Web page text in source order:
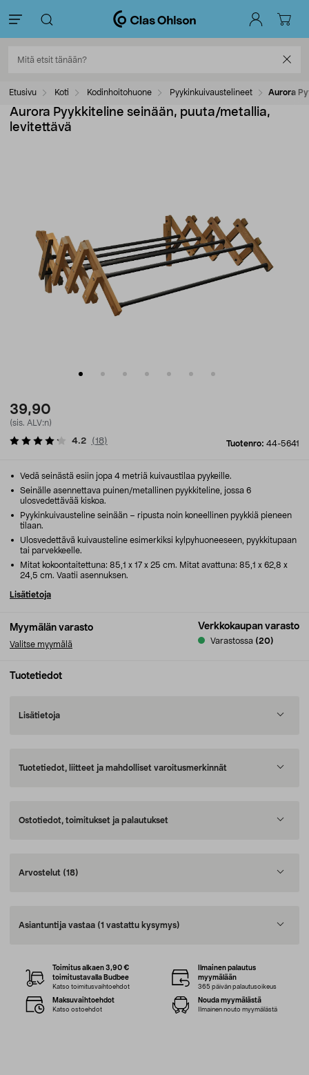
Etusivu Koti Kodinhoitohuone Pyykinkuivaustelineet Aurora
Aurora Pyykkiteline seinään, puuta/metallia,
levitettävä
39,90
(sis. ALV:n)
Tuotenro: 44-5641
4.2 (18)
Myymälän varasto
Valitse myymälä
Verkkokaupan varasto
Varastossa (20)
Vedä seinästä esiin jopa 4 metriä kuivaustilaa pyykeille.
Seinälle asennettava puinen/metallinen pyykkiteline, jossa 6
ulosvedettävää kiskoa.
Pyykinkuivausteline seinään – ripusta noin koneellinen pyykkiä pieneen
tilaan.
Ulosvedettävä kuivausteline esimerkiksi kylpyhuoneeseen, pyykkitupaan
tai parvekkeelle.
Mitat kokoontaitettuna: 85,1 x 17 x 25 cm. Mitat avattuna: 85,1 x 62,8 x
24,5 cm. Vaatii asennuksen.
Lisätietoja
Tuotetiedot
Lisätietoja
Tuotetiedot, liitteet ja mahdolliset varoitusmerkinnät
Ostotiedot, toimitukset ja palautukset
Arvostelut (18)
Asiantuntija vastaa (1 vastattu kysymys)
Toimitus alkaen 3,90 €
toimitustavalla Budbee
Katso toimitusvaihtoehdot
Ilmainen palautus
myymälään
365 päivän palautusoikeus
Maksuvaihtoehdot
Katso ostoehdot
Nouda myymälästä
Ilmainen nouto myymälästä